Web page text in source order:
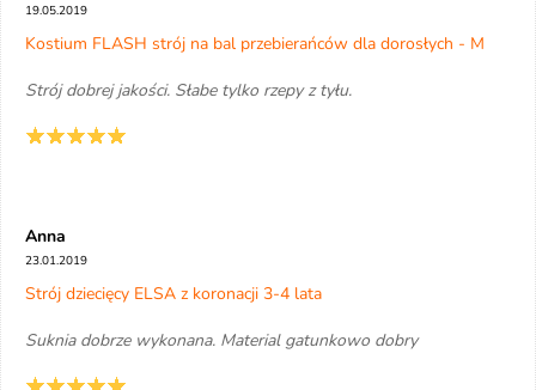
19.05.2019
Kostium FLASH strój na bal przebierańców dla dorosłych - M
Strój dobrej jakości. Słabe tylko rzepy z tyłu.
Anna
23.01.2019
Strój dziecięcy ELSA z koronacji 3-4 lata
Suknia dobrze wykonana. Material gatunkowo dobry